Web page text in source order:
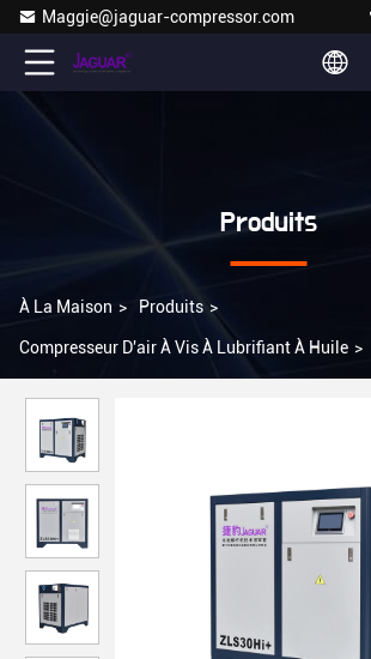
Maggie@jaguar-compressor.com
Produits
À La Maison > Produits >
Compresseur D'air À Vis À Lubrifiant À Huile >
haute fréquence